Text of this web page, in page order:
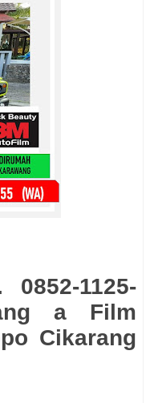
1125-
a Film
Cikarang